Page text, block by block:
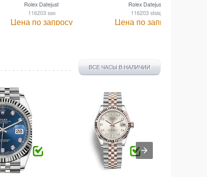
Rolex Datejust
116203 sso
Цена по запросу
Rolex Datejust
116203 stsisj
Цена по запросу
ВСЕ ЧАСЫ В НАЛИЧИИ